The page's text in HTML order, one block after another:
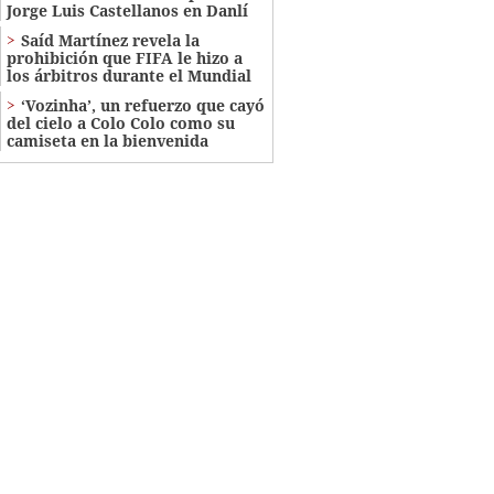
Jorge Luis Castellanos en Danlí
Saíd Martínez revela la
prohibición que FIFA le hizo a
los árbitros durante el Mundial
‘Vozinha’, un refuerzo que cayó
del cielo a Colo Colo como su
camiseta en la bienvenida